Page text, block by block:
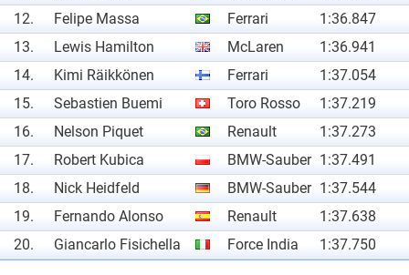
12.
Felipe Massa Ferrari
1:36.847
13.
Lewis Hamilton McLaren
1:36.941
14.
Kimi Räikkönen Ferrari
1:37.054
15.
Sebastien Buemi Toro Rosso
1:37.219
16.
Nelson Piquet Renault
1:37.273
17.
Robert Kubica BMW-Sauber 1:37.491
18.
Nick Heidfeld BMW-Sauber 1:37.544
19.
Fernando Alonso Renault
1:37.638
20.
Giancarlo Fisichella Force India 1:37.750